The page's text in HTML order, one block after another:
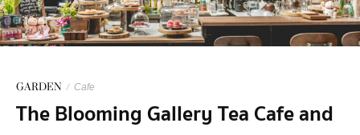
GARDEN / Cafe
The Blooming Gallery Tea Cafe and